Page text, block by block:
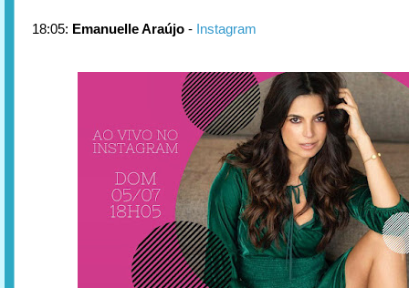
18:05: Emanuelle Araújo - Instagram